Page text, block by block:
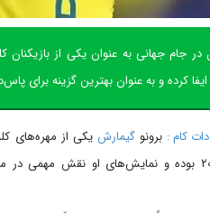
در جام جهانی به عنوان یکی از
کرده و به عنوان بهترین گزینه برای
کام : برونوگیمارش یکی از مهره‌های
۲۰۲۶ بوده و نمایش‌های او نقش مهمی در